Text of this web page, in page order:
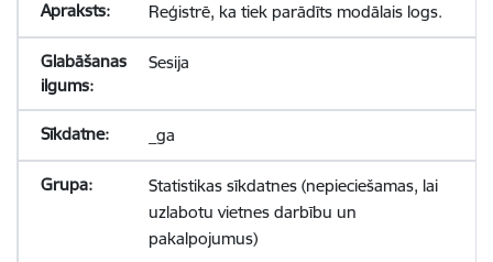
Reģistrē, ka tiek parādīts modālais logs.
Sesija
_ga
Statistikas sīkdatnes (nepieciešamas, lai
uzlabotu vietnes darbību un
pakalpojumus)